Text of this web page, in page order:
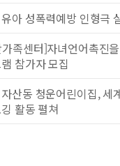
아 성폭력예방 인형극
족센터]자녀언어촉진
참가자 모집
산동 청운어린이집, 세
활동 펼쳐